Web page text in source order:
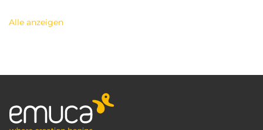
Alle anzeigen